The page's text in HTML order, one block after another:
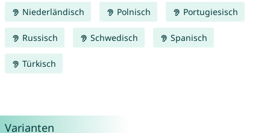
Niederländisch Polnisch Portugiesisch
Russisch Schwedisch Spanisch
Türkisch
Varianten